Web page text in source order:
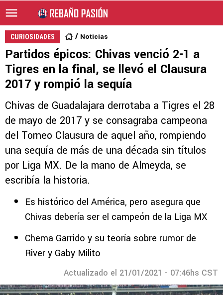
CURIOSIDADES Noticias
Partidos épicos: Chivas venció 2-1 a
Tigres en la final, se llevó el Clausura
2017 y rompió la sequía
Chivas de Guadalajara derrotaba a Tigres el 28
de mayo de 2017 y se consagraba campeona
del Torneo Clausura de aquel año, rompiendo
una sequía de más de una década sin títulos
por Liga MX. De la mano de Almeyda, se
escribía la historia.
Es histórico del América, pero asegura que
Chivas debería ser el campeón de la Liga MX
Chema Garrido y su teoría sobre rumor de
River y Gaby Milito
Actualizado el 21/01/2021 - 07:46hs CST